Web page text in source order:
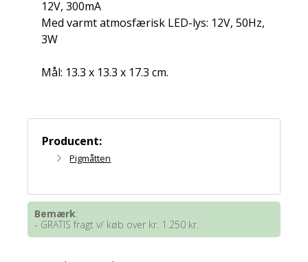
12V, 300mA
Med varmt atmosfærisk LED-lys: 12V, 50Hz,
3W
Mål: 13.3 x 13.3 x 17.3 cm.
Producent:
Pigmåtten
Bemærk:
- GRATIS fragt v/ køb over kr. 1.250 kr.